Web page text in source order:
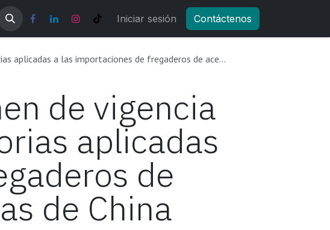
Noticias y actualizaciones Tienda
Iniciar sesión Contáctenos
de fregaderos de acero inoxidable originarias de China
de vigencia
aplicadas
de
de China